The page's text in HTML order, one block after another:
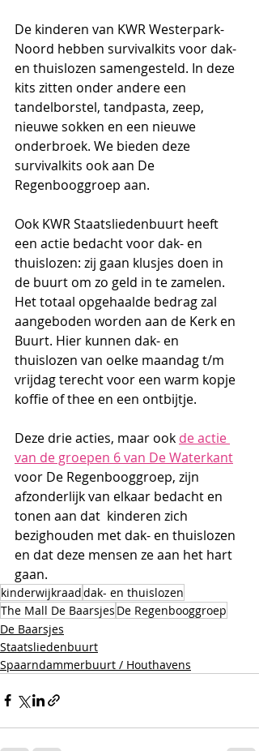
De kinderen van KWR Westerpark-
Noord hebben survivalkits voor dak-
en thuislozen samengesteld. In deze
kits zitten onder andere een
tandelborstel, tandpasta, zeep,
nieuwe sokken en een nieuwe
onderbroek. We bieden deze
survivalkits ook aan De
Regenbooggroep aan.
Ook KWR Staatsliedenbuurt heeft
een actie bedacht voor dak- en
thuislozen: zij gaan klusjes doen in
de buurt om zo geld in te zamelen.
Het totaal opgehaalde bedrag zal
aangeboden worden aan de Kerk en
Buurt. Hier kunnen dak- en
thuislozen van oelke maandag t/m
vrijdag terecht voor een warm kopje
koffie of thee en een ontbijtje.
Deze drie acties, maar ook de actie
van de groepen 6 van De Waterkant
voor De Regenbooggroep, zijn
afzonderlijk van elkaar bedacht en
tonen aan dat  kinderen zich
bezighouden met dak- en thuislozen
en dat deze mensen ze aan het hart
gaan.
kinderwijkraaddak- en thuislozen
The Mall De Baarsjes De Regenbooggroep
De Baarsjes
Staatsliedenbuurt
Spaarndammerbuurt / Houthavens